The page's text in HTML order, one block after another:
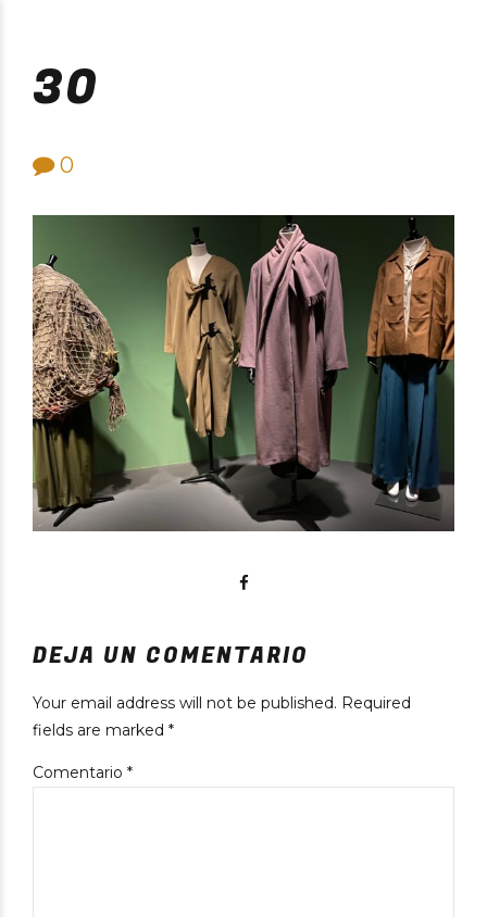
30
0
DEJA UN COMENTARIO
Your email address will not be published. Required
fields are marked *
Comentario *